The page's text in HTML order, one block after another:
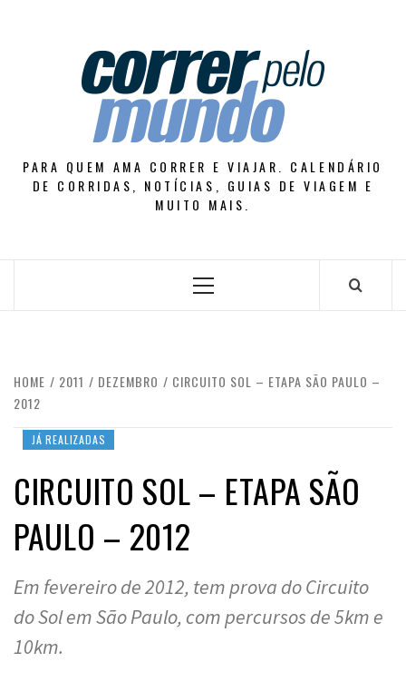
PARA QUEM AMA CORRER E VIAJAR. CALENDÁRIO
DE CORRIDAS, NOTÍCIAS, GUIAS DE VIAGEM E
MUITO MAIS.
Primary
HOME 2011 DEZEMBRO
CIRCUITO SOL – ETAPA SÃO PAULO –
2012
JÁ REALIZADAS
CIRCUITO SOL – ETAPA SÃO
PAULO – 2012
Em fevereiro de 2012, tem prova do Circuito
do Sol em São Paulo, com percursos de 5km e
10km.